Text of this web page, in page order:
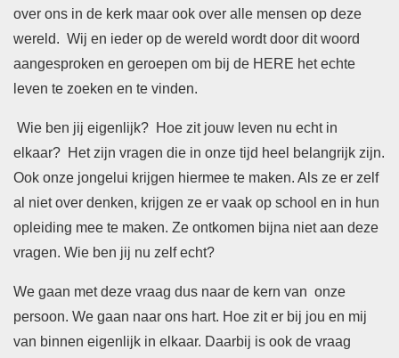
over ons in de kerk maar ook over alle mensen op deze
wereld. Wij en ieder op de wereld wordt door dit woord
aangesproken en geroepen om bij de HERE het echte
leven te zoeken en te vinden.
Wie ben jij eigenlijk? Hoe zit jouw leven nu echt in
elkaar? Het zijn vragen die in onze tijd heel belangrijk zijn.
Ook onze jongelui krijgen hiermee te maken. Als ze er zelf
al niet over denken, krijgen ze er vaak op school en in hun
opleiding mee te maken. Ze ontkomen bijna niet aan deze
vragen. Wie ben jij nu zelf echt?
We gaan met deze vraag dus naar de kern van onze
persoon. We gaan naar ons hart. Hoe zit er bij jou en mij
van binnen eigenlijk in elkaar. Daarbij is ook de vraag